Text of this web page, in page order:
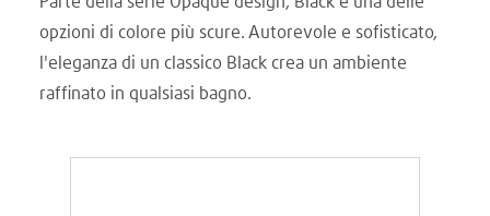
opzioni di colore più scure. Autorevole e sofisticato,
l'eleganza di un classico Black crea un ambiente
raffinato in qualsiasi bagno.